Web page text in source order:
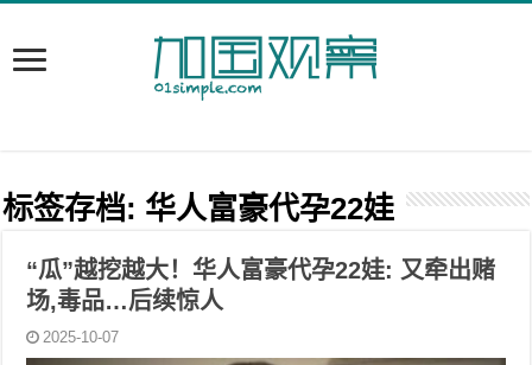
标签存档: 华人富豪代孕22娃
“瓜”越挖越大！华人富豪代孕22娃: 又牵出赌
场,毒品…后续惊人
2025-10-07